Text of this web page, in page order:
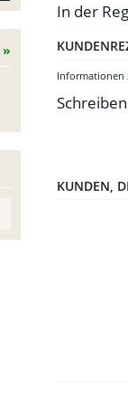
In der
Informationen
KUNDEN,
»